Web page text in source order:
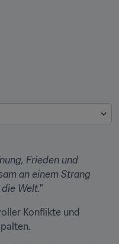
Frieden und
an einem Strang
Welt."
Konflikte und